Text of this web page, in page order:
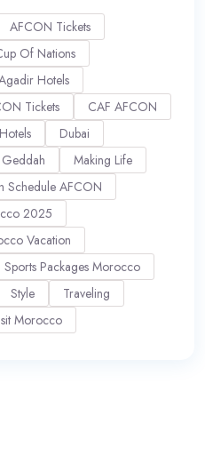
AFCON Tickets
Of Nations
Hotels
Tickets
CAF AFCON
Dubai
Geddah
Making Life
Schedule AFCON
2025
Vacation
Sports Packages Morocco
Style
Traveling
Morocco